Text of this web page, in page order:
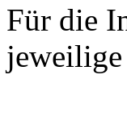
Für die